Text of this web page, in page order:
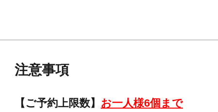
注意事項
【ご予約上限数】 お一人様6個まで